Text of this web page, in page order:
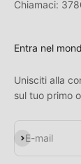
Chiamaci:
Entra nel
Unisciti alla
sul tuo primo
E-mail
S'inscrire